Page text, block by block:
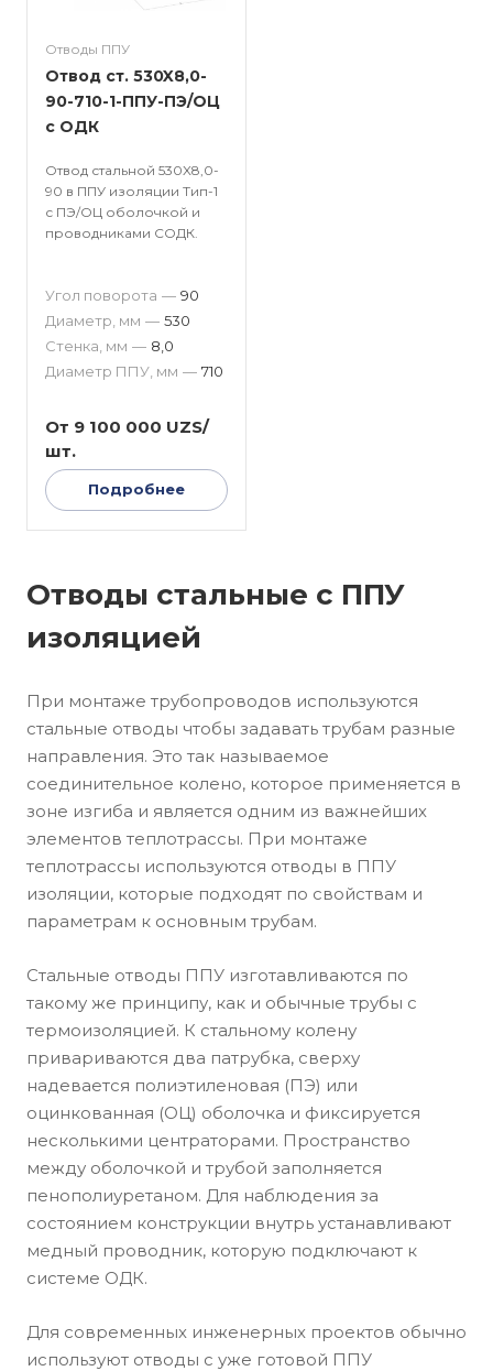
Отводы ППУ
Отвод ст. 530X8,0-
90-710-1-ППУ-ПЭ/ОЦ
с ОДК
Отвод стальной 530X8,0-
90 в ППУ изоляции Тип-1
с ПЭ/ОЦ оболочкой и
проводниками СОДК.
Угол поворота — 90
Диаметр, мм — 530
Стенка, мм — 8,0
Диаметр ППУ, мм — 710
От 9 100 000 UZS/
шт.
Подробнее
Отводы стальные с ППУ
изоляцией
При монтаже трубопроводов используются
стальные отводы чтобы задавать трубам разные
направления. Это так называемое
соединительное колено, которое применяется в
зоне изгиба и является одним из важнейших
элементов теплотрассы. При монтаже
теплотрассы используются отводы в ППУ
изоляции, которые подходят по свойствам и
параметрам к основным трубам.
Стальные отводы ППУ изготавливаются по
такому же принципу, как и обычные трубы с
термоизоляцией. К стальному колену
привариваются два патрубка, сверху
надевается полиэтиленовая (ПЭ) или
оцинкованная (ОЦ) оболочка и фиксируется
несколькими центраторами. Пространство
между оболочкой и трубой заполняется
пенополиуретаном. Для наблюдения за
состоянием конструкции внутрь устанавливают
медный проводник, которую подключают к
системе ОДК.
Для современных инженерных проектов обычно
используют отводы с уже готовой ППУ